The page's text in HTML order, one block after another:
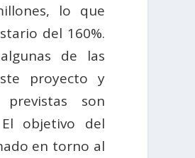
lo que
del 160%.
de las
proyecto y
son
El objetivo del
en torno al